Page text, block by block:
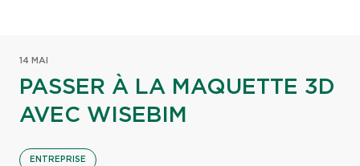
14 MAI
PASSER À LA MAQUETTE 3D
AVEC WISEBIM
ENTREPRISE